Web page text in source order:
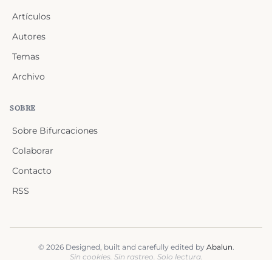
Artículos
Autores
Temas
Archivo
SOBRE
Sobre Bifurcaciones
Colaborar
Contacto
RSS
© 2026Designed, built and carefully edited by Abalun.
Sin cookies. Sin rastreo. Solo lectura.